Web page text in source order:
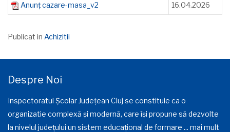
Anunț cazare-masa_v2 16.04.2026
Publicat in Achizitii
Despre Noi
Inspectoratul Școlar Județean Cluj se constituie ca o
organizatie complexă și modernă, care își propune să dezvolte
la nivelul județului un sistem educațional de formare ... mai mult